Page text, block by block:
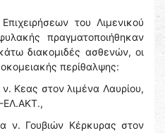
του Λιμενικού
πραγματοποιήθηκαν
διακομιδές ασθενών, οι
περίθαλψης:
Κεας στον λιμένα Λαυρίου,
ΕΛ.ΑΚΤ.,
ν. Γουβιών Κέρκυρας στον